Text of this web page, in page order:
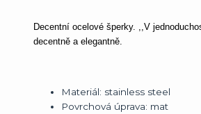
Decentní ocelové šperky. ,,V
decentně a elegantně.
Materiál: stainless steel
Povrchová úprava: mat